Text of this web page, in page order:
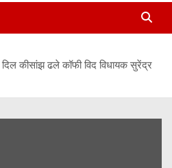
कीसांझ ढले कॉफी विद विधायक सुरेंद्र